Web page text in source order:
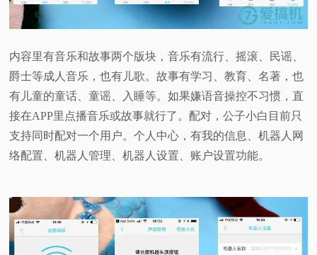
内容里有音乐和故事两个版块，音乐有流行、摇滚、民谣、
爵士等成人音乐，也有儿歌。故事有学习、教育、名著，也
有儿童的童话、童谣、入睡等。如果嫌语音操控不习惯，直
接在APP里点播音乐或故事就行了。配对，公子小白目前只
支持同时配对一个用户。个人中心，有我的信息、机器人网
络配置、机器人管理、机器人设置、账户设置功能。